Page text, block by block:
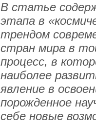
В статье
этапа в
трендом
стран мира в
процесс, в
наиболее
явление в
порожденное
себе новые